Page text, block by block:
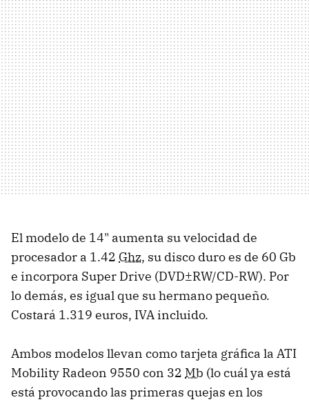
El modelo de 14" aumenta su velocidad de
procesador a 1.42 Ghz, su disco duro es de 60 Gb
e incorpora Super Drive (DVD±RW/CD-RW). Por
lo demás, es igual que su hermano pequeño.
Costará 1.319 euros, IVA incluido.
Ambos modelos llevan como tarjeta gráfica la ATI
Mobility Radeon 9550 con 32 Mb (lo cuál ya está
está provocando las primeras quejas en los